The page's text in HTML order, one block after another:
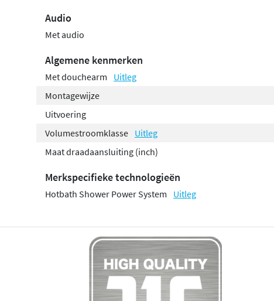
Audio
Met audio
Algemene kenmerken
Met douchearm
Uitleg
Montagewijze
Uitvoering
Volumestroomklasse Uitleg
Maat draadaansluiting (inch)
Merkspecifieke technologieën
Hotbath Shower Power System Uitleg